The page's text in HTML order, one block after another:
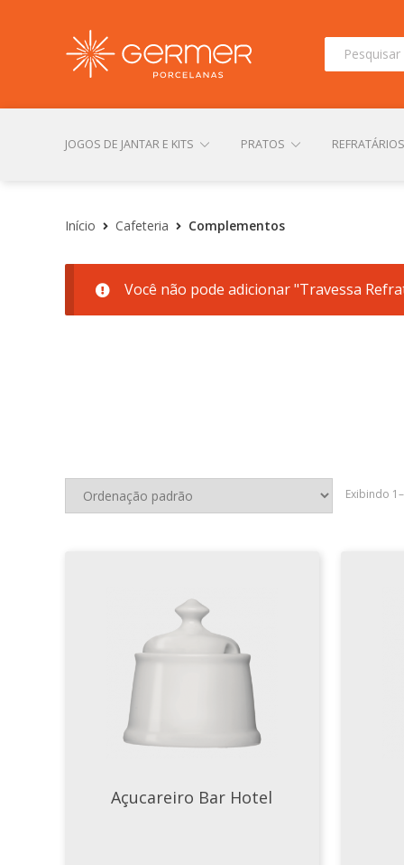
Pesquisar
JOGOS DE JANTAR E KITS PRATOS REFRATÁRIOS
CONTATO FINALIZAR COMPRA LOJA
Início Cafeteria Complementos
Você não pode adicionar "Travessa
Exibindo
Açucareiro Bar Hotel